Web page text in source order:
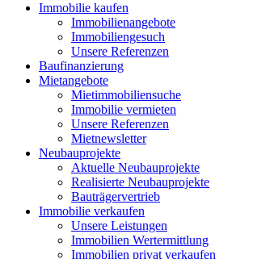
Immobilie kaufen
Immobilienangebote
Immobiliengesuch
Unsere Referenzen
Baufinanzierung
Mietangebote
Mietimmobiliensuche
Immobilie vermieten
Unsere Referenzen
Mietnewsletter
Neubauprojekte
Aktuelle Neubauprojekte
Realisierte Neubauprojekte
Bauträgervertrieb
Immobilie verkaufen
Unsere Leistungen
Immobilien Wertermittlung
Immobilien privat verkaufen